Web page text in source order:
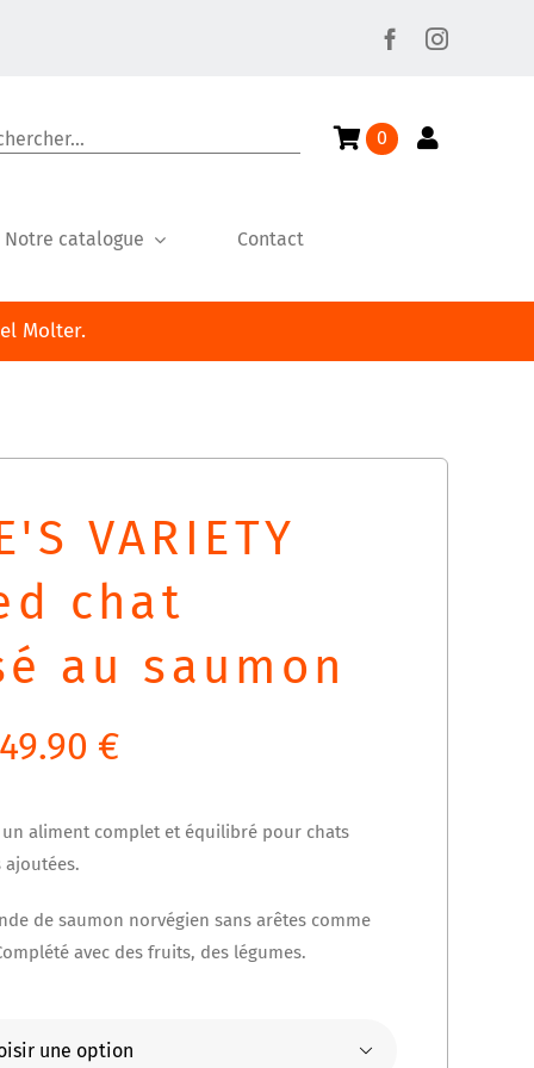
0
Notre catalogue Contact
Molter.
VARIETY
chat
au saumon
49.90 €Plage
prix :
à
49.90 €
un aliment complet et équilibré pour chats
ajoutées.
de saumon norvégien sans arêtes comme
avec des fruits, des légumes.
